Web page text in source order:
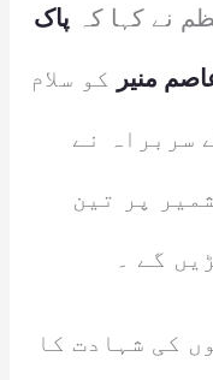
نے کہا کہ پاک
منیر کو سلام
سربراہ نے
پر تین
گے ۔
کی شہادت کا